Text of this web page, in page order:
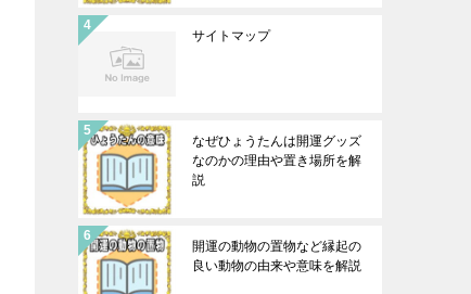
サイトマップ
なぜひょうたんは開運グッズ
なのかの理由や置き場所を解
説
開運の動物の置物など縁起の
良い動物の由来や意味を解説